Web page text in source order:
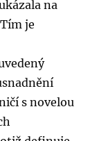
na
je
s novelou